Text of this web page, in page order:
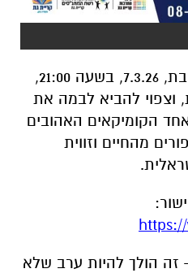
המופע יתקיים במוצאי שבת, 7.3.26, בשעה 21:00,
, וצפוי להביא לבמה את
הקומיקאים האהובים
מהחיים וזווית
הולך להיות ערב שלא